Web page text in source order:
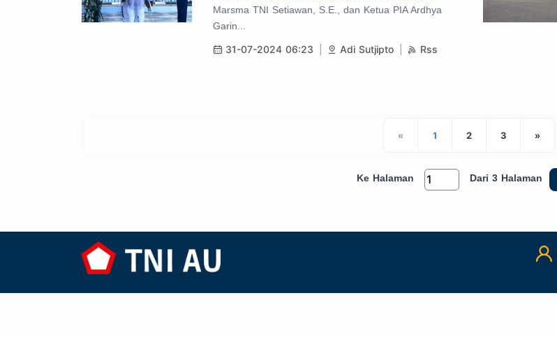
Marsma TNI Setiawan, S.E., dan Ketua PIA Ardhya
Garin...
31-07-2024 06:23 Adi Sutjipto Rss
« 1 2 3 »
Ke Halaman Dari 3 Halaman